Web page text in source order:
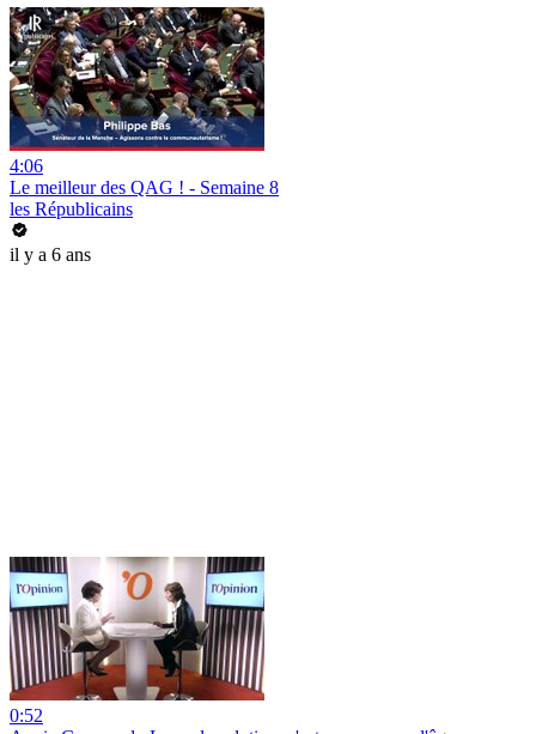
4:06
Le meilleur des QAG ! - Semaine 8
les Républicains
il y a 6 ans
0:52